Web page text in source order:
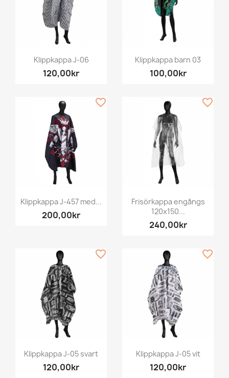
Klippkappa J-06
120,00kr
Klippkappa barn 03
100,00kr
Klippkappa J-457 med...
200,00kr
favorite_border
Frisörkappa engångs
120x150...
240,00kr
favorite_border
Klippkappa J-05 svart
120,00kr
favorite_border
Klippkappa J-05 vit
120,00kr
favorite_border